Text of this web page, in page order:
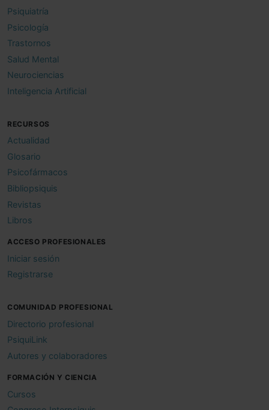
Psiquiatría
Psicología
Trastornos
Salud Mental
Neurociencias
Inteligencia Artificial
RECURSOS
Actualidad
Glosario
Psicofármacos
Bibliopsiquis
Revistas
Libros
ACCESO PROFESIONALES
Iniciar sesión
Registrarse
COMUNIDAD PROFESIONAL
Directorio profesional
PsiquiLink
Autores y colaboradores
FORMACIÓN Y CIENCIA
Cursos